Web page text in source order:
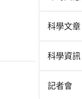
科學文章
科學資訊
記者會